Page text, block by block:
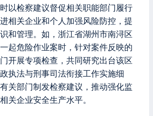
以检察建议督促相关职能部门履行
相关企业和个人加强风险防控，提
和管理。如，浙江省湖州市南浔区
起危险作业案时，针对案件反映的
开展专项检查，共同研究出台该区
政执法与刑事司法衔接工作实施细
关部门制发检察建议，推动强化监
关企业安全生产水平。